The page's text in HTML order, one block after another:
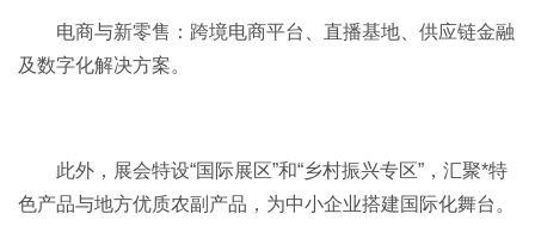
电商与新零售‌：跨境电商平台、直播基地、供应链金融
及数字化解决方案。
此外，展会特设“国际展区”和“乡村振兴专区”，汇聚*特
色产品与地方优质农副产品，为中小企业搭建国际化舞台。